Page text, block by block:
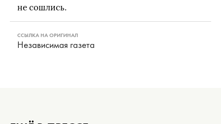
не сошлись.
ССЫЛКА НА ОРИГИНАЛ
Независимая газета